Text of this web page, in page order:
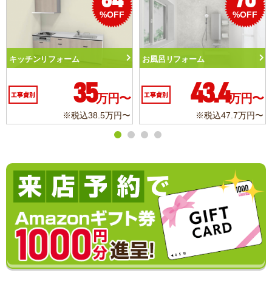
%OFF
呂リフォーム
費別 43.4万円〜
※税込47.7万円〜
%OFF
トイレリフォーム
工事費別 10.3万円〜
※税込11.3万円〜
洗